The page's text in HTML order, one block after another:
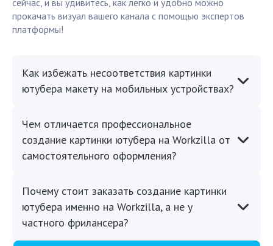
сейчас, и вы удивитесь, как легко и удобно можно
прокачать визуал вашего канала с помощью экспертов
платформы!
Как избежать несоответствия картинки
ютубера макету на мобильных устройствах?
Чем отличается профессиональное
создание картинки ютубера на Workzilla от
самостоятельного оформления?
Почему стоит заказать создание картинки
ютубера именно на Workzilla, а не у
частного фрилансера?